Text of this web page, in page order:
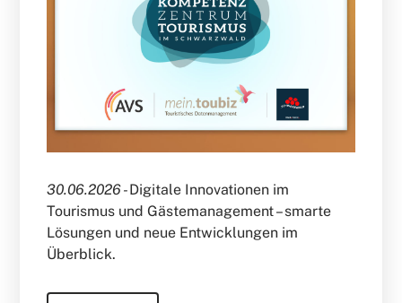
30.06.2026 -Digitale Innovationen im
Tourismus und Gästemanagement – smarte
Lösungen und neue Entwicklungen im
Überblick.